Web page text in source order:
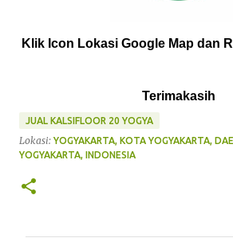
Klik Icon Lokasi Google Map dan
Terimakasih
JUAL KALSIFLOOR 20 YOGYA
Lokasi: YOGYAKARTA, KOTA YOGYAKARTA,
YOGYAKARTA, INDONESIA